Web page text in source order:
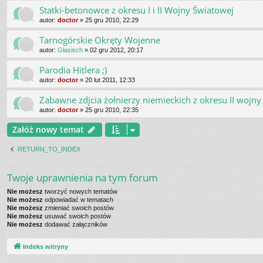
Statki-betonowce z okresu I i II Wojny Światowej
autor: doctor» 25 gru 2010, 22:29
Tarnogórskie Okręty Wojenne
autor: Glasisch » 02 gru 2012, 20:17
Parodia Hitlera ;)
autor: doctor» 20 lut 2011, 12:33
Zabawne zdjcia żołnierzy niemieckich z okresu II
autor: doctor» 25 gru 2010, 22:35
Załóż nowy temat
RETURN_TO_INDEX
Twoje uprawnienia na tym forum
Nie możesz tworzyć nowych tematów
Nie możesz odpowiadać w tematach
Nie możesz zmieniać swoich postów
Nie możesz usuwać swoich postów
Nie możesz dodawać załączników
Indeks witryny